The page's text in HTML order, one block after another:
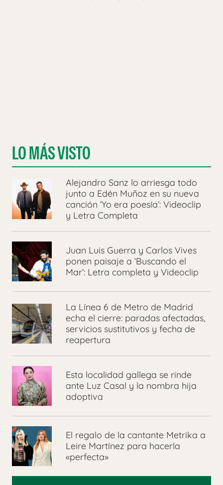
LO MÁS VISTO
Alejandro Sanz lo arriesga todo
junto a Edén Muñoz en su nueva
canción ‘Yo era poesía’: Videoclip
y Letra Completa
Juan Luis Guerra y Carlos Vives
ponen paisaje a ‘Buscando el
Mar’: Letra completa y Videoclip
La Línea 6 de Metro de Madrid
echa el cierre: paradas afectadas,
servicios sustitutivos y fecha de
reapertura
Esta localidad gallega se rinde
ante Luz Casal y la nombra hija
adoptiva
El regalo de la cantante Metrika a
Leire Martínez para hacerla
«perfecta»